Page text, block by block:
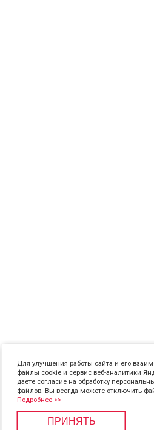
Для улучшения работы сайта и его
файлы cookie и сервис веб-аналитики
даете согласие на обработку
файлов. Вы всегда можете отключить
Подробнее >>
ПРИНЯТЬ